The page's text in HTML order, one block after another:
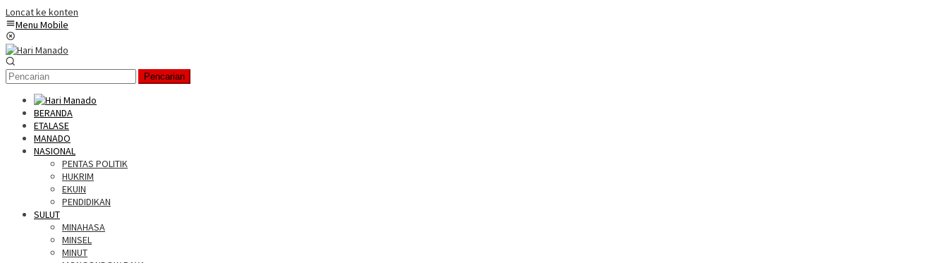
Loncat ke konten
Menu Mobile
Pencarian
BERANDA
ETALASE
MANADO
NASIONAL
PENTAS POLITIK
HUKRIM
EKUIN
PENDIDIKAN
SULUT
MINAHASA
MINSEL
MINUT